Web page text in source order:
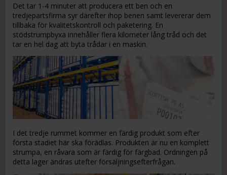
Det tar 1-4 minuter att producera ett ben och en
tredjepartsfirma syr därefter ihop benen samt levererar dem
tillbaka för kvalitetskontroll och paketering. En
stödstrumpbyxa innehåller flera kilometer lång tråd och det
tar en hel dag att byta trådar i en maskin.
I det tredje rummet kommer en färdig produkt som efter
första stadiet här ska förädlas. Produkten är nu en komplett
strumpa, en råvara som är färdig för färgbad. Ordningen på
detta lager ändras utefter försäljningsefterfrågan.